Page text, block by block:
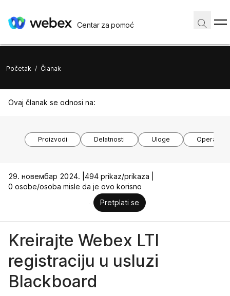
Centar za pomoć
Početak / Članak
Ovaj članak se odnosi na:
Proizvodi Delatnosti Uloge
29. новембар 2024. | 494 prikaz/prikaza |
0 osobe/osoba misle da je ovo korisno
Pretplati se
Kreirajte Webex LTI
registraciju u usluzi
Blackboard